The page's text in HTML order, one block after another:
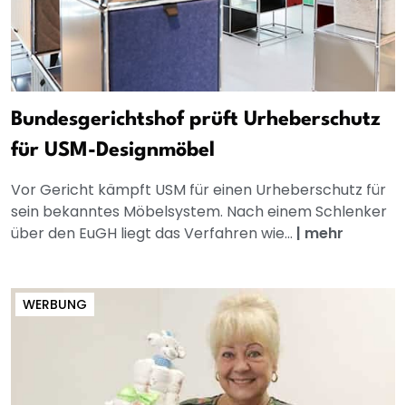
Bundesgerichtshof prüft Urheberschutz
für USM-Designmöbel
Vor Gericht kämpft USM für einen Urheberschutz für
sein bekanntes Möbelsystem. Nach einem Schlenker
über den EuGH liegt das Verfahren wie... | mehr
WERBUNG